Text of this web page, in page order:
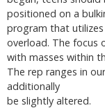
positioned on a
program that
overload. The focus
with masses within
The rep ranges in
additionally
be slightly altered.